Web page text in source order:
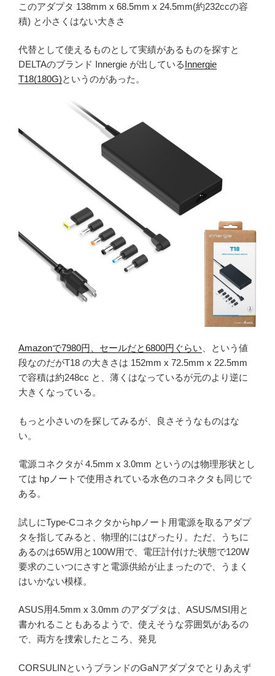
このアダプタ 138mm x 68.5mm x 24.5mm(約232ccの容
積) と小さくはない大きさ
代替として使えるものとして実績があるものを探すと
DELTAのブランド Innergie が出している Innergie
T18(180G)というのがあった。
Amazonで7980円、セールだと6800円ぐらい 、という値
段なのだがT18 の大きさは 152mm x 72.5mm x 22.5mm
で容積は約248cc と、薄くはなっているが元のより逆に
大きくなっている。
もっと小さいのを探してみるが、良さそうなものはな
い。
電源コネクタが 4.5mm x 3.0mm というのは物理形状とし
ては hpノートで使用されている水色のコネクタも同じで
ある。
試しにType-Cコネクタからhpノート用電源を取るアダプ
タを指してみると、物理的にはぴったり。ただ、うちに
あるのは65W用と100W用で、電圧計付けた状態で120W
要求のこいつにさすと電源供給が止まったので、うまく
はいかない模様。
ASUS用4.5mm x 3.0mm のアダプタは、ASUS/MSI用と
書かれることもあるようで、使えそうな雰囲気があるの
で、両方を捜索したところ、発見
CORSULINというブランドのGaNアダプタでとりあえず